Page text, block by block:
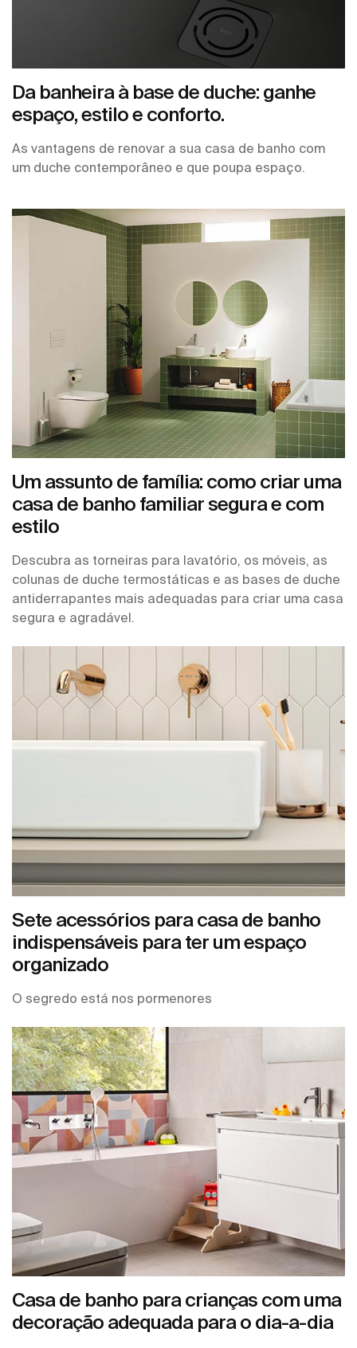
Da banheira à base de duche: ganhe
espaço, estilo e conforto.
As vantagens de renovar a sua casa de banho com
um duche contemporâneo e que poupa espaço.
Um assunto de família: como criar uma
casa de banho familiar segura e com
estilo
Descubra as torneiras para lavatório, os móveis, as
colunas de duche termostáticas e as bases de duche
antiderrapantes mais adequadas para criar uma casa
segura e agradável.
Sete acessórios para casa de banho
indispensáveis para ter um espaço
organizado
O segredo está nos pormenores
Casa de banho para crianças com uma
decoração adequada para o dia-a-dia